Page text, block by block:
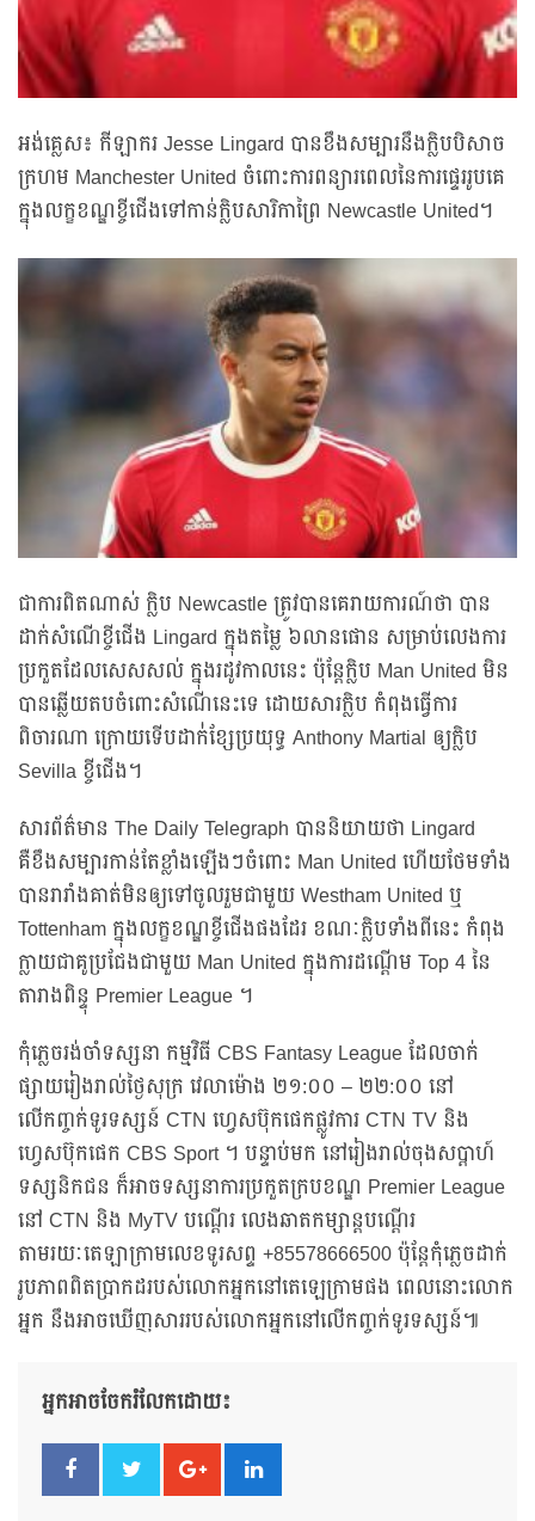
អង់គ្លេស៖ កីឡាករ Jesse Lingard បានខឹងសម្បារនឹងក្លិបបិសាច
ក្រហម Manchester United ចំពោះការពន្យារពេលនៃការផ្ទេររូបគេ
ក្នុងលក្ខខណ្ឌខ្ចីជើងទៅកាន់ក្លិបសារិកាព្រៃ Newcastle United។
ជាការពិតណាស់ ក្លិប Newcastle ត្រូវបានគេរាយការណ៍ថា បាន
ដាក់សំណើខ្ចីជើង Lingard ក្នុងតម្លៃ ៦លានផោន សម្រាប់លេងការ
ប្រកួតដែលសេសសល់ ក្នុងរដូវកាលនេះ ប៉ុន្ដែក្លិប Man United មិន
បានឆ្លើយតបចំពោះសំណើនេះទេ ដោយសារក្លិប កំពុងធ្វើការ
ពិចារណា ក្រោយទើបដាក់់ខ្សែប្រយុទ្ធ Anthony Martial ឲ្យក្លិប
Sevilla ខ្ចីជើង។
សារព័ត៌មាន The Daily Telegraph បាននិយាយថា Lingard
គឺខឹងសម្បារកាន់តែខ្លាំងឡើងៗចំពោះ Man United ហើយថែមទាំង
បានរារាំងគាត់មិនឲ្យទៅចូលរួមជាមួយ Westham United ឬ
Tottenham ក្នុងលក្ខខណ្ឌខ្ចីជើងផងដែរ ខណៈក្លិបទាំងពីនេះ កំពុង
ក្លាយជាគូប្រជែងជាមួយ Man United ក្នុងការដណ្ដើម Top 4 នៃ
តារាងពិន្ទុ Premier League ។
កុំភ្លេចរង់ចាំទស្សនា កម្មវិធី CBS Fantasy League ដែលចាក់
ផ្សាយរៀងរាល់ថ្ងៃសុក្រ វេលាម៉ោង ២១:០០ – ២២:០០ នៅ
លើកញ្ចក់ទូរទស្សន៍ CTN ហ្វេសប៊ុកផេកផ្លូវការ CTN TV និង
ហ្វេសប៊ុកផេក CBS Sport ។ បន្ទាប់មក នៅរៀងរាល់ចុងសប្ដាហ៍
ទស្សនិកជន ក៏អាចទស្សនាការប្រកួតក្របខណ្ឌ Premier League
នៅ CTN និង MyTV បណ្ដើរ លេងឆាតកម្សាន្តបណ្តើរ
តាមរយៈតេឡាក្រាមលេខទូរសព្ទ +85578666500 ប៉ុន្តែកុំភ្លេចដាក់
រូបភាពពិតប្រាកដរបស់លោកអ្នកនៅតេឡេក្រាមផង ពេលនោះលោក
អ្នក នឹងអាចឃើញសាររបស់លោកអ្នកនៅលើកញ្ចក់ទូរទស្សន៍៕
អ្នកអាចចែករំលែកដោយ៖